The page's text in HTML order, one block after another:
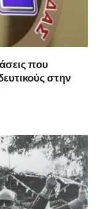
που
στην